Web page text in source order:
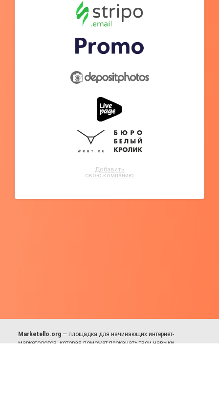
Добавить
свою компанию
Marketello.org — площадка для начинающих интернет-
маркетологов, которая поможет прокачать твои навыки.